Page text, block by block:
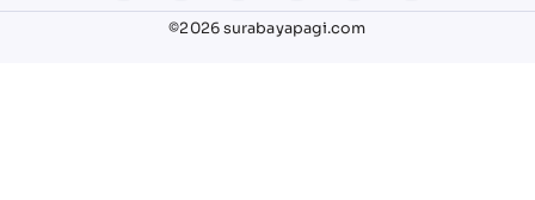
©2026 surabayapagi.com